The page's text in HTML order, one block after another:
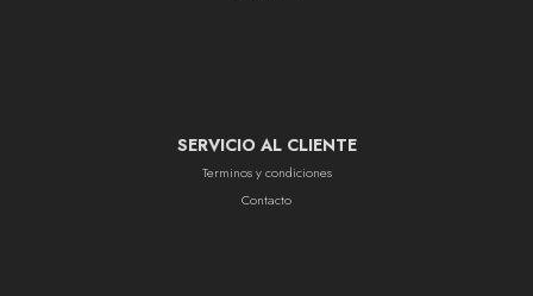
SERVICIO AL CLIENTE
Terminos y condiciones
Contacto